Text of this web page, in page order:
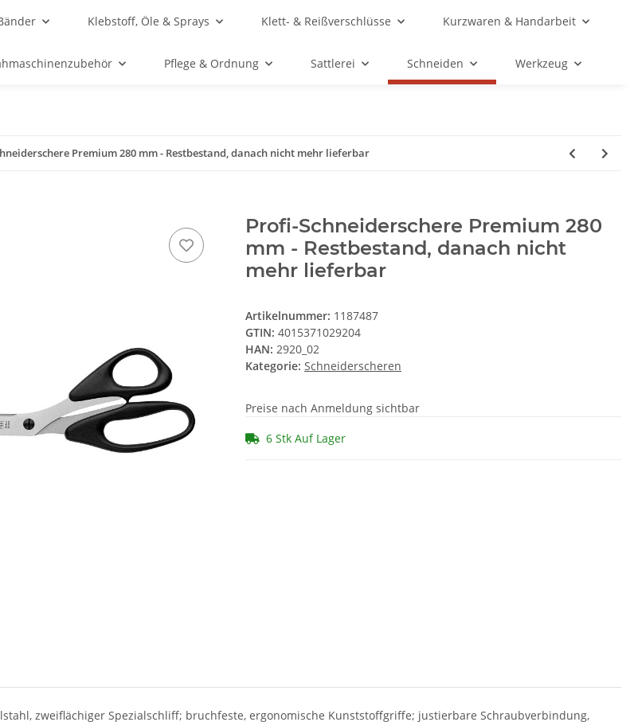
Klebstoff, Öle & Sprays Klett- & Reißverschlüsse Kurzwaren & Handarbeit
Pflege & Ordnung Sattlerei Schneiden Werkzeug
Premium 280 mm - Restbestand, danach nicht mehr lieferbar
Profi-Schneiderschere Premium 280
mm - Restbestand, danach nicht
mehr lieferbar
Artikelnummer: 1187487
GTIN: 4015371029204
HAN: 2920_02
Kategorie: Schneiderscheren
Preise nach Anmeldung sichtbar
6 Stk Auf Lager
zweiflächiger Spezialschliff; bruchfeste, ergonomische Kunststoffgriffe; justierbare Schraubverbindung,